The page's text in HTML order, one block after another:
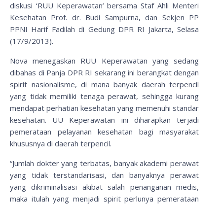
diskusi ‘RUU Keperawatan’ bersama Staf Ahli Menteri
Kesehatan Prof. dr. Budi Sampurna, dan Sekjen PP
PPNI Harif Fadilah di Gedung DPR RI Jakarta, Selasa
(17/9/2013).
Nova menegaskan RUU Keperawatan yang sedang
dibahas di Panja DPR RI sekarang ini berangkat dengan
spirit nasionalisme, di mana banyak daerah terpencil
yang tidak memiliki tenaga perawat, sehingga kurang
mendapat perhatian kesehatan yang memenuhi standar
kesehatan. UU Keperawatan ini diharapkan terjadi
pemerataan pelayanan kesehatan bagi masyarakat
khususnya di daerah terpencil.
“Jumlah dokter yang terbatas, banyak akademi perawat
yang tidak terstandarisasi, dan banyaknya perawat
yang dikriminalisasi akibat salah penanganan medis,
maka itulah yang menjadi spirit perlunya pemerataan